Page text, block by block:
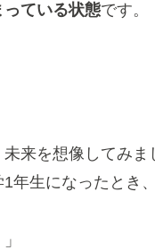
ている状態です。
来を想像してみま
年生になったとき、